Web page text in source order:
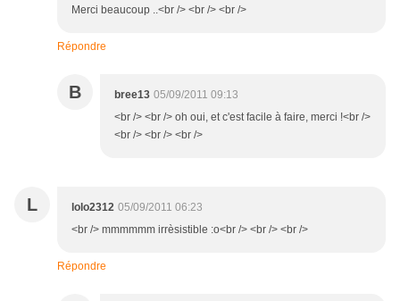
Merci beaucoup ..<br /> <br /> <br />
Répondre
B bree13 05/09/2011 09:13
<br /> <br /> oh oui, et c'est facile à faire, merci !<br />
<br /> <br /> <br />
L lolo2312 05/09/2011 06:23
<br /> mmmmmm irrèsistible :o<br /> <br /> <br />
Répondre